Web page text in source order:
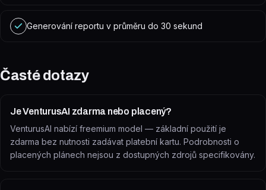
Generování reportu v průměru do 30 sekund
Časté dotazy
Je VenturusAI zdarma nebo placený?
VenturusAI nabízí freemium model — základní použití je
zdarma bez nutnosti zadávat platební kartu. Podrobnosti o
placených plánech nejsou z dostupných zdrojů specifikovány.